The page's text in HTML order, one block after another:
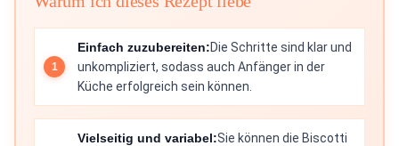
Einfach zuzubereiten:Die Schritte sind klar und
unkompliziert, sodass auch Anfänger in der
Küche erfolgreich sein können.
Vielseitig und variabel:Sie können die Biscotti